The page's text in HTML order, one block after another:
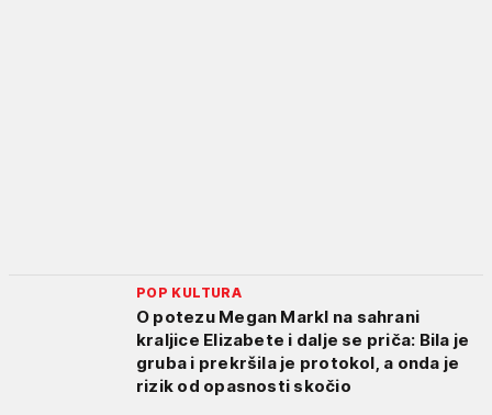
POP KULTURA
O potezu Megan Markl na sahrani
kraljice Elizabete i dalje se priča: Bila je
gruba i prekršila je protokol, a onda je
rizik od opasnosti skočio